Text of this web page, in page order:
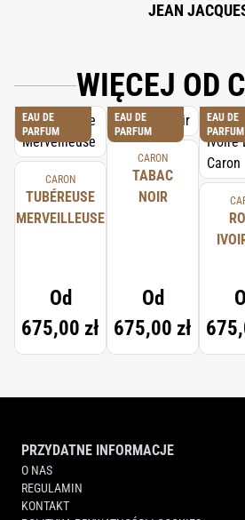
JEAN
WIĘCEJ OD
EAU DE
PARFUM
CARON
TUBÉREUSE
MERVEILLEUSE
Od
675,00 zł
EAU DE
PARFUM
CARON
TABAC
NOIR
Od
675,00 zł
EAU DE
PARFUM
PRZYDATNE INFORMACJE
O NAS
REGULAMIN
KONTAKT